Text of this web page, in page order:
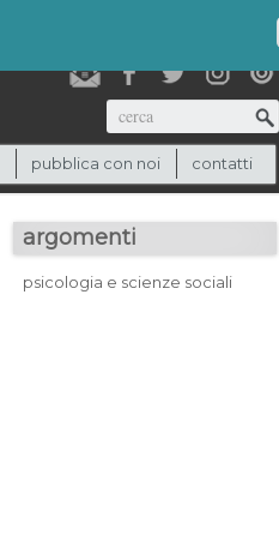
(0)
Cerca
pubblica con noi contatti
argomenti
psicologia e scienze sociali